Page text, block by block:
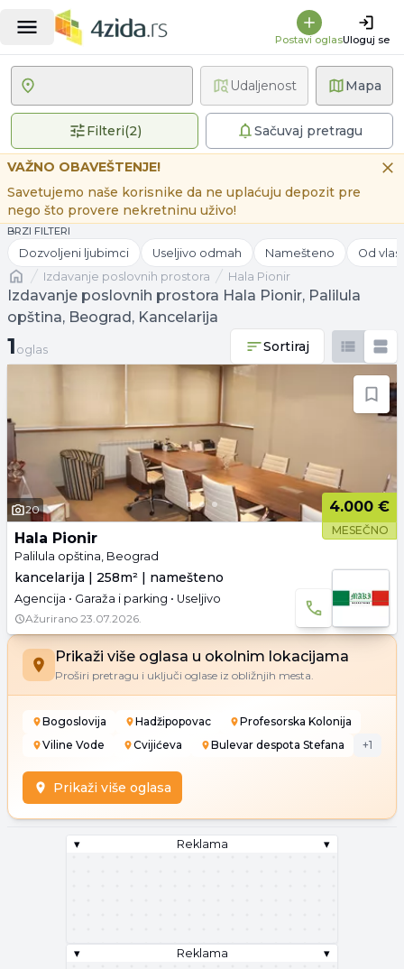
Postavi oglasUloguj se
Mapa
Filteri(2)2 primenjena filteraSačuvaj pretragu
Udaljenost
VAŽNO OBAVEŠTENJE!
Savetujemo naše korisnike da ne uplaćuju depozit pre
nego što provere nekretninu uživo!
BRZI FILTERI
Dozvoljeni ljubimci Useljivo odmah Namešteno Od
Naslovnaizdavanje poslovnih prostora Hala Pionir
Izdavanje poslovnih prostora Hala Pionir, Palilula
opština, Beograd, Kancelarija
1 oglas
1 oglas Sortiraj
20 4.000 €
MESEČNO
Hala Pionir
Palilula opština, Beograd
kancelarija | 258m² | namešteno
Agencija • Garaža i parking • Useljivo
Ažurirano 23.07.2026.
Prikaži više oglasa u okolnim lokacijama
Proširi pretragu i uključi oglase iz obližnjih mesta.
Bogoslovija Hadžipopovac
Profesorska Kolonija
Viline Vode
Cvijićeva Bulevar despota Stefana +1
Prikaži više oglasa
▾ Reklama ▾
▾ Reklama ▾